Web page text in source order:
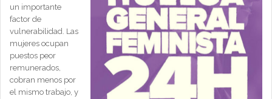
un importante
factor de
vulnerabilidad. Las
mujeres ocupan
puestos peor
remunerados,
cobran menos por
el mismo trabajo, y